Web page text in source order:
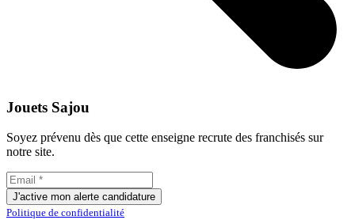
Jouets Sajou
Soyez prévenu dès que cette enseigne recrute des franchisés sur
notre site.
J'active mon alerte candidature
Politique de confidentialité